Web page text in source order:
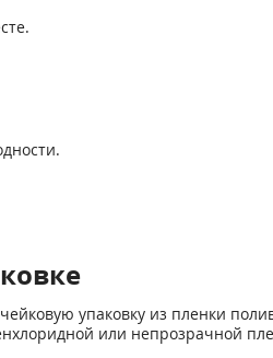
упаковку из пленки
или непрозрачной